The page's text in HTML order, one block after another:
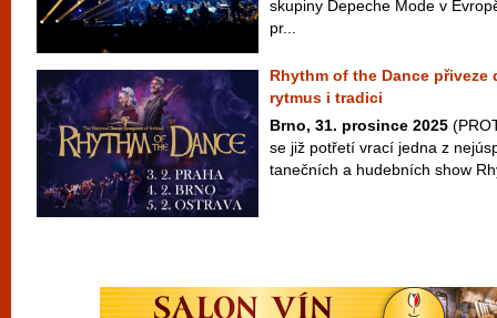
skupiny Depeche Mode v
pr...
Rhythm of the Dance přiveze
rytmus i tradici
Brno, 31. prosince 2025
se již potřetí vrací jedna z
tanečních a hudebních show